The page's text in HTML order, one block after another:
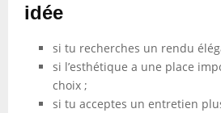
idée
si tu recherches un rendu
si l’esthétique a une place
choix ;
si tu acceptes un entretien